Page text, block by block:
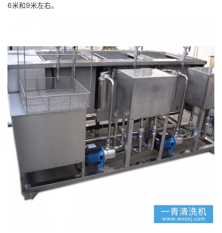
6米和9米左右。